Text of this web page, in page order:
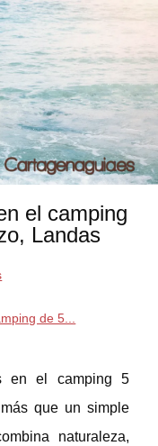
el camping
Landas
de 5...
en el camping 5
que un simple
naturaleza,